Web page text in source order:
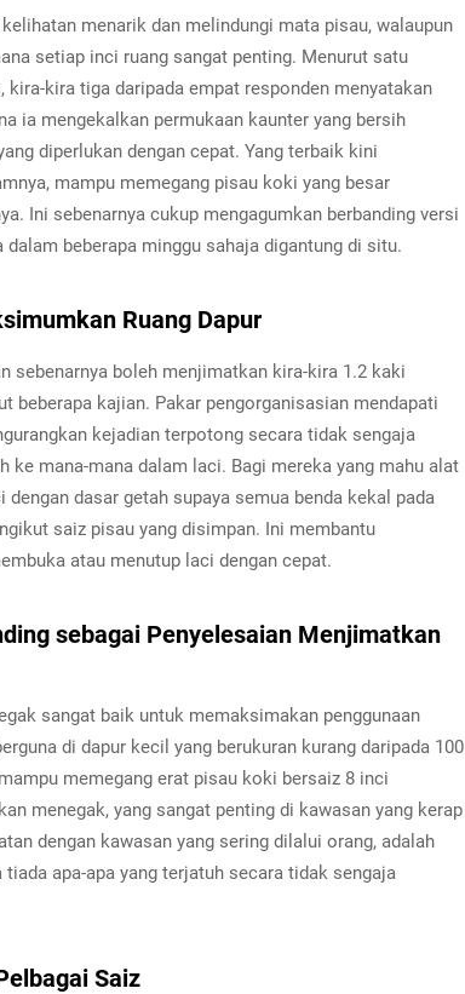
menarik dan melindungi mata pisau, walaupun
setiap inci ruang sangat penting. Menurut satu
kira tiga daripada empat responden menyatakan
ia mengekalkan permukaan kaunter yang bersih
diperlukan dengan cepat. Yang terbaik kini
mampu memegang pisau koki yang besar
Ini sebenarnya cukup mengagumkan berbanding versi
beberapa minggu sahaja digantung di situ.
Ruang Dapur
sebenarnya boleh menjimatkan kira-kira 1.2 kaki
beberapa kajian. Pakar pengorganisasian mendapati
kejadian terpotong secara tidak sengaja
ke mana-mana dalam laci. Bagi mereka yang mahu alat
dasar getah supaya semua benda kekal pada
saiz pisau yang disimpan. Ini membantu
atau menutup laci dengan cepat.
sebagai Penyelesaian Menjimatkan
sangat baik untuk memaksimakan penggunaan
di dapur kecil yang berukuran kurang daripada 100
memegang erat pisau koki bersaiz 8 inci
menegak, yang sangat penting di kawasan yang kerap
dengan kawasan yang sering dilalui orang, adalah
apa-apa yang terjatuh secara tidak sengaja
Saiz